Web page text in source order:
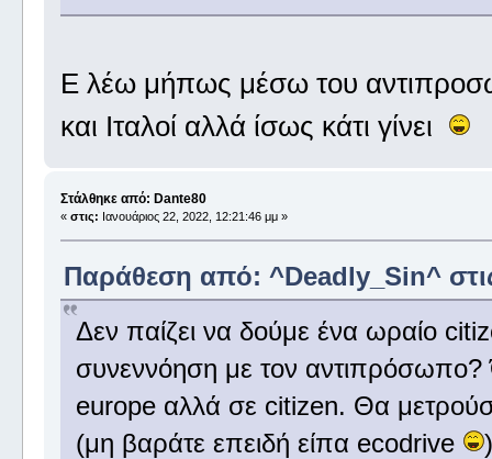
Ε λέω μήπως μέσω του
και Ιταλοί αλλά ίσως κάτι γίνει
Στάλθηκε από: Dante80
« στις: Ιανουάριος 22, 2022, 12:21:46 μμ »
Παράθεση από: ^Deadly_Sin^
Δεν παίζει να δούμε ένα ωραίο
συνεννόηση με τον
europe αλλά σε citizen. Θα
(μη βαράτε επειδή είπα ecodrive
)